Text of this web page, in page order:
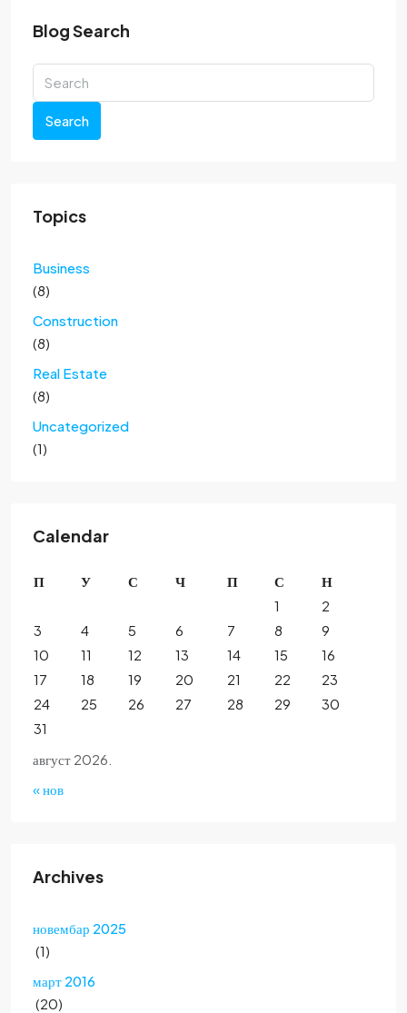
Blog Search
Search
Topics
Business
(8)
Construction
(8)
Real Estate
(8)
Uncategorized
(1)
Calendar
август 2026.
П У С Ч П С
Н
1
2
3
4 5 6 7 8
9
10
11 12 13 14 15
16
17
18 19 20 21 22
23
24
25 26 27 28 29
30
31
« нов
Archives
новембар 2025
(1)
март 2016
(20)